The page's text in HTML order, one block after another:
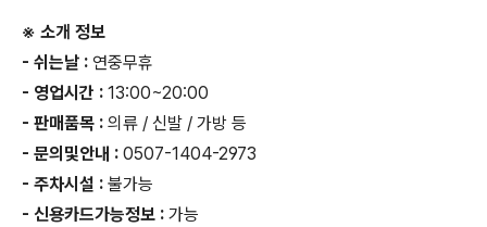
※ 소개 정보
- 쉬는날 : 연중무휴
- 영업시간 : 13:00~20:00
- 판매품목 : 의류 / 신발 / 가방 등
- 문의및안내 : 0507-1404-2973
- 주차시설 : 불가능
- 신용카드가능정보 : 가능